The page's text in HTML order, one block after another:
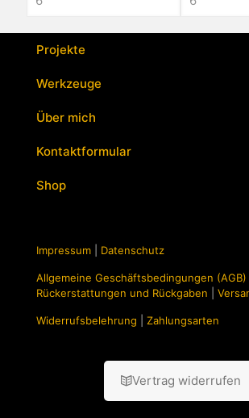
Projekte
Werkzeuge
Über mich
Kontaktformular
Shop
Impressum Datenschutz
Allgemeine Geschäftsbedingungen (AGB)
Rückerstattungen und Rückgaben
Widerrufsbelehrung Zahlungsarten
Vertrag widerrufen